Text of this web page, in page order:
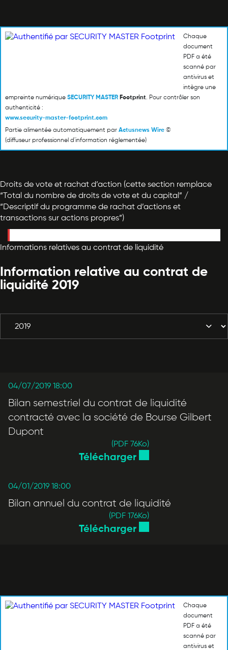
Chaque
document
PDF a été
scanné par
antivirus et
intègre une
empreinte numérique SECURITY MASTER Footprint. Pour contrôler son
authenticité :
www.security-master-footprint.com
Partie alimentée automatiquement par Actusnews Wire ©
(diffuseur professionnel d'information réglementée)
Droits de vote et rachat d’action (cette section remplace
“Total du nombre de droits de vote et du capital” /
“Descriptif du programme de rachat d’actions et
transactions sur actions propres”)
Informations relatives au contrat de liquidité
Information relative au contrat de
liquidité 2019
04/07/2019 18:00
Bilan semestriel du contrat de liquidité
contracté avec la société de Bourse Gilbert
Dupont
(PDF 76Ko)
Télécharger
04/01/2019 18:00
Bilan annuel du contrat de liquidité
(PDF 176Ko)
Télécharger
Chaque
document
PDF a été
scanné par
antivirus et